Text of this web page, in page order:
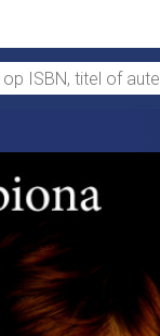
ISBN, titel of auteur